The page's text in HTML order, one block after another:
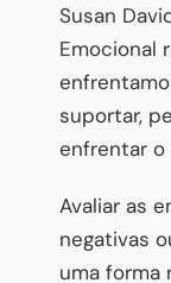
Susan
Emocional
suportar,
enfrentar o
Avaliar as
negativas
uma forma